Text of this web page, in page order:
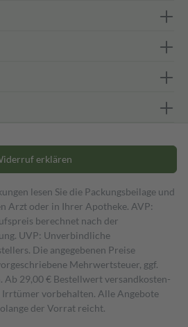
erklären
lesen Sie die Packungsbeilage und
Arzt oder in Ihrer Apotheke. AVP:
berechnet nach der
UVP: Unverbindliche
Die angegebenen Preise
Mehrwertsteuer, ggf.
Ab 29,00 € Bestell­wert versand­kosten­
vorbehalten. Alle Angebote
der Vorrat reicht.